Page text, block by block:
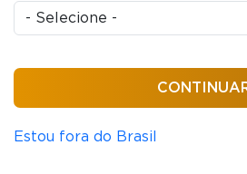
tempo real sem sair de
Estou fora do Brasil